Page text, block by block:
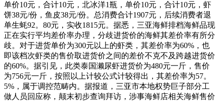
单价10元，合计10元，北冰洋1瓶，单价10元，合计10元，虾
饼38元/份，鱼皮38元/份。总消费合计1907元，后续消费者退
单生蚝92。80元，实收1815元。据悉，三亚海鲜排档海鲜品现
正在实行平均差价率办理，分歧进货价的海鲜其差价率有所分
歧。对于进货单价为300元以上的虾类，其差价率为60%，也
即该档次虾类的售价取进货价之间的差价不克不及跨越进货价
的60%。据引见，此类泰国濑尿虾进货价为480元一斤，售价
为756元一斤，按照以上计较公式计较得出，其差价率为57。
5%，属于调控范畴内。据报道，三亚市本地权势巨子部分工
做人员回应称，颠末初步查询拜访，涉事海鲜店相关海鲜售价